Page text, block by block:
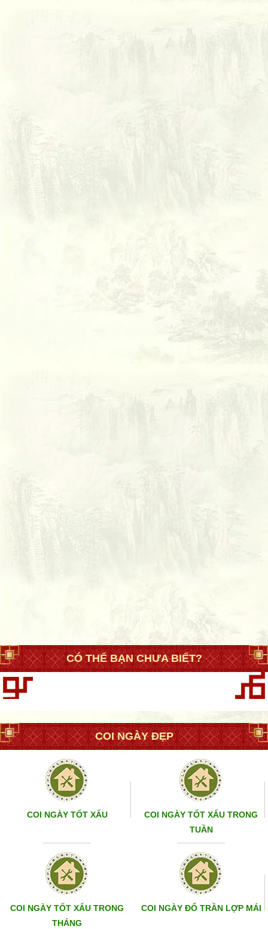
CÓ THỂ BẠN CHƯA BIẾT?
COI NGÀY ĐẸP
COI NGÀY TỐT XẤU
COI NGÀY TỐT XẤU TRONG
TUẦN
COI NGÀY TỐT XẤU TRONG
THÁNG
COI NGÀY ĐỔ TRẦN LỢP MÁI